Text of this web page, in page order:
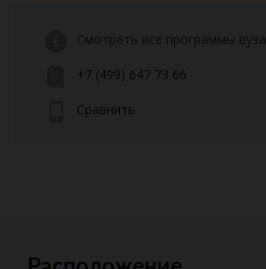
Смотреть все программы вуза
+7 (499) 647 73 66
Сравнить